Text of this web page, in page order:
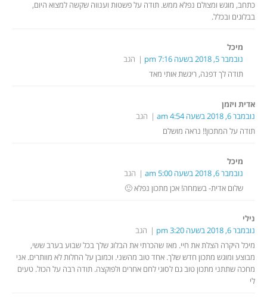
כתחב, מוגש ומצולם נפלא ממש. תודה על פשטות וענווה שקשה למצוא היום,
בבלוגים ובכלל.
מיכל
נובמבר 5, 2018 בשעה 7:16 pm
הגב
תודה לך דפנה, ריגשת אותי מאד
אדית ויזמן
נובמבר 6, 2018 בשעה 4:54 am
הגב
תודה על המתכון!! נראה מושלם
מיכל
נובמבר 6, 2018 בשעה 5:00 am
הגב
שלום אדית- בשמחה! אכן מתכון נפלא 🙂
נילי
נובמבר 6, 2018 בשעה 3:20 pm
הגב
מיכל היקרה הצלת את חיי. מאז שהכרתי את הבלוג שלך בכל שבוע בערב ששי,
מבוצע ומוגש מתכון חדש שלך. אחד טוב מהשני. וכמובן על החלות לא מוותרים. אני
מחכה שתתני מתכון טוב גם לסוגי לחם אחרים ולפוקצה. תודה רבה על הכול. טעים
לי